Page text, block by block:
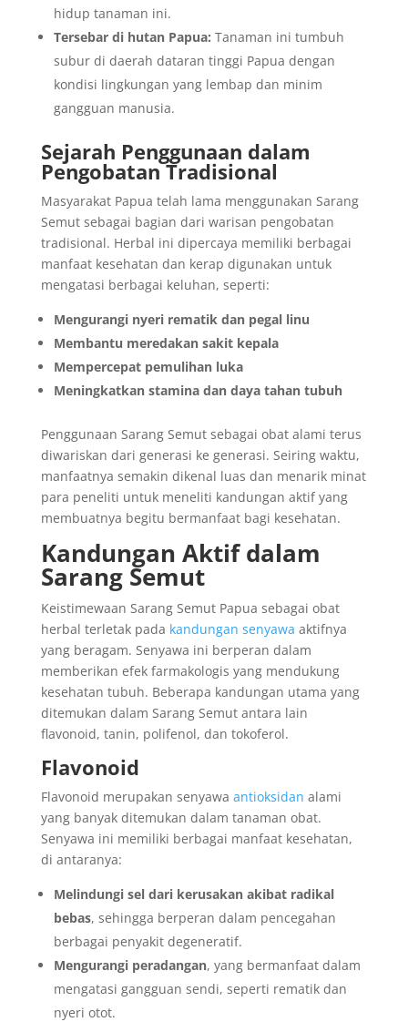
hidup tanaman ini.
Tersebar di hutan Papua: Tanaman ini tumbuh
subur di daerah dataran tinggi Papua dengan
kondisi lingkungan yang lembap dan minim
gangguan manusia.
Sejarah Penggunaan dalam
Pengobatan Tradisional
Masyarakat Papua telah lama menggunakan Sarang
Semut sebagai bagian dari warisan pengobatan
tradisional. Herbal ini dipercaya memiliki berbagai
manfaat kesehatan dan kerap digunakan untuk
mengatasi berbagai keluhan, seperti:
Mengurangi nyeri rematik dan pegal linu
Membantu meredakan sakit kepala
Mempercepat pemulihan luka
Meningkatkan stamina dan daya tahan tubuh
Penggunaan Sarang Semut sebagai obat alami terus
diwariskan dari generasi ke generasi. Seiring waktu,
manfaatnya semakin dikenal luas dan menarik minat
para peneliti untuk meneliti kandungan aktif yang
membuatnya begitu bermanfaat bagi kesehatan.
Kandungan Aktif dalam
Sarang Semut
Keistimewaan Sarang Semut Papua sebagai obat
herbal terletak pada kandungan senyawa aktifnya
yang beragam. Senyawa ini berperan dalam
memberikan efek farmakologis yang mendukung
kesehatan tubuh. Beberapa kandungan utama yang
ditemukan dalam Sarang Semut antara lain
flavonoid, tanin, polifenol, dan tokoferol.
Flavonoid
Flavonoid merupakan senyawa antioksidan alami
yang banyak ditemukan dalam tanaman obat.
Senyawa ini memiliki berbagai manfaat kesehatan,
di antaranya:
Melindungi sel dari kerusakan akibat radikal
bebas, sehingga berperan dalam pencegahan
berbagai penyakit degeneratif.
Mengurangi peradangan, yang bermanfaat dalam
mengatasi gangguan sendi, seperti rematik dan
nyeri otot.